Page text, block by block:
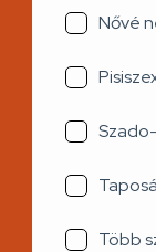
Nővé
Több